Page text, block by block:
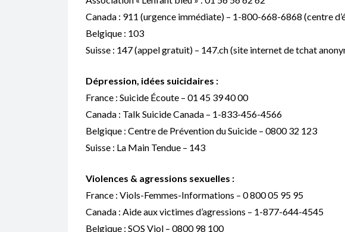
Canada : 911 (urgence immédiate) – 1-800-668-6868 (centre
Belgique : 103
Suisse : 147 (appel gratuit) – 147.ch (site internet de tchat
Dépression, idées suicidaires :
France : Suicide Écoute – 01 45 39 40 00
Canada : Talk Suicide Canada – 1-833-456-4566
Belgique : Centre de Prévention du Suicide – 0800 32 123
Suisse : La Main Tendue – 143
Violences & agressions sexuelles :
France : Viols-Femmes-Informations – 0 800 05 95 95
Canada : Aide aux victimes d’agressions – 1-877-644-4545
Belgique : SOS Viol – 0800 98 100